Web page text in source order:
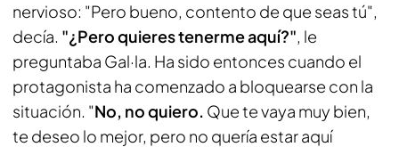
nervioso: "Pero bueno, contento de que seas tú",
decía. "¿Pero quieres tenerme aquí?", le
preguntaba Gal·la. Ha sido entonces cuando el
protagonista ha comenzado a bloquearse con la
situación. "No, no quiero. Que te vaya muy bien,
te deseo lo mejor, pero no quería estar aquí